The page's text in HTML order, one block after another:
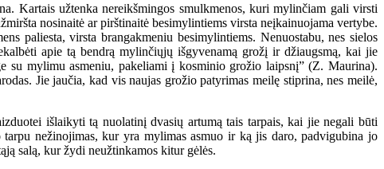
Kartais užtenka nereikšmingos smulkmenos, kuri mylinčiam gali virsti
nosinaitė ar pirštinaitė besimylintiems virsta neįkainuojama vertybe.
paliesta, virsta brangakmeniu besimylintiems. Nenuostabu, nes sielos
apie tą bendrą mylinčiųjų išgyvenamą grožį ir džiaugsmą, kai jie
mylimu asmeniu, pakeliami į kosminio grožio laipsnį” (Z. Maurina).
Jie jaučia, kad vis naujas grožio patyrimas meilę stiprina, nes meilė,
išlaikyti tą nuolatinį dvasių artumą tais tarpais, kai jie negali būti
nežinojimas, kur yra mylimas asmuo ir ką jis daro, padvigubina jo
salą, kur žydi neužtinkamos kitur gėlės.